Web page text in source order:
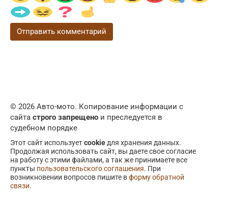
© 2026 Авто-мото. Копирование информации с
сайта строго запрещено и преследуется в
судебном порядке
Этот сайт используетcookie для хранения данных.
Продолжая использовать сайт, вы даете свое согласие
на работу с этими файлами, а так же принимаете все
пункты пользовательского соглашения. При
возникновении вопросов пишите вформу обратной
связи.